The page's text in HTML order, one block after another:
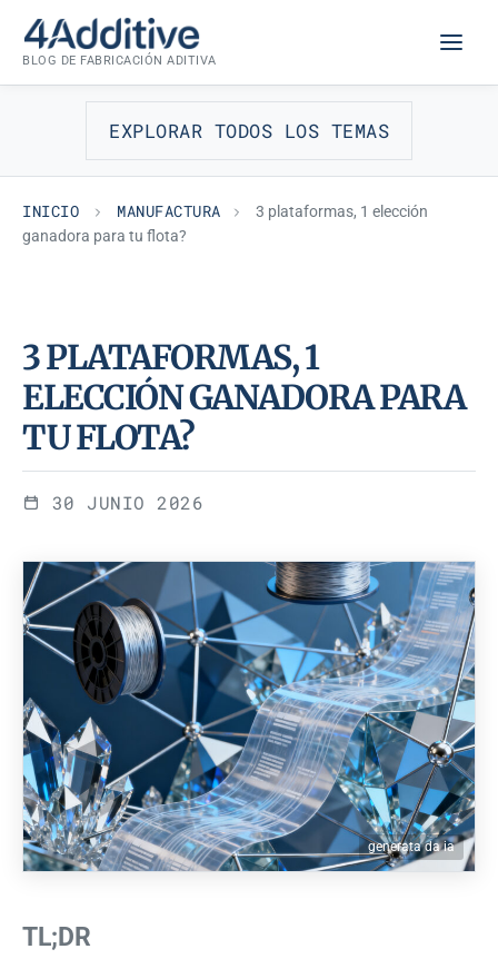
contenido
BLOG DE FABRICACIÓN ADITIVA
EXPLORAR TODOS LOS TEMAS
INICIO MANUFACTURA
3 plataformas, 1 elección
ganadora para tu flota?
MANUFACTURA
3 PLATAFORMAS, 1
ELECCIÓN GANADORA PARA
TU FLOTA?
30 JUNIO 2026
generata da ia
TL;DR